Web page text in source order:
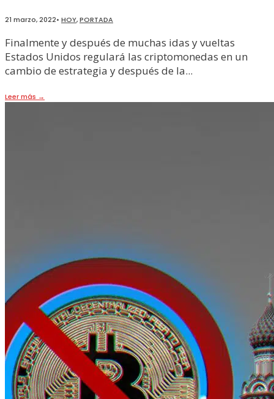
21 marzo, 2022• HOY,PORTADA
Finalmente y después de muchas idas y vueltas
Estados Unidos regulará las criptomonedas en un
cambio de estrategia y después de la...
Leer más →